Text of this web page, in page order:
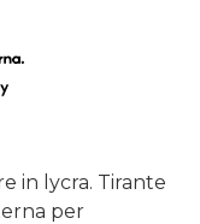
in lycra. Tirante
per